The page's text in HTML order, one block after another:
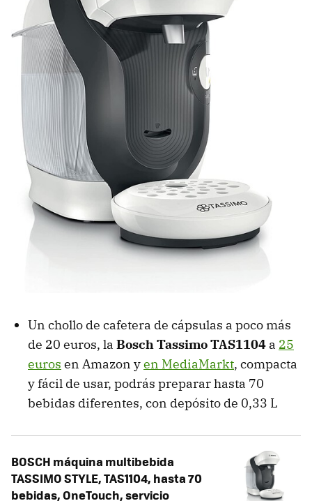
Un chollo de cafetera de cápsulas a poco más
de 20 euros, la Bosch Tassimo TAS1104 a 25
euros en Amazon yen MediaMarkt, compacta
y fácil de usar, podrás preparar hasta 70
bebidas diferentes, con depósito de 0,33 L
BOSCH máquina multibebida
TASSIMO STYLE, TAS1104, hasta 70
bebidas, OneTouch, servicio